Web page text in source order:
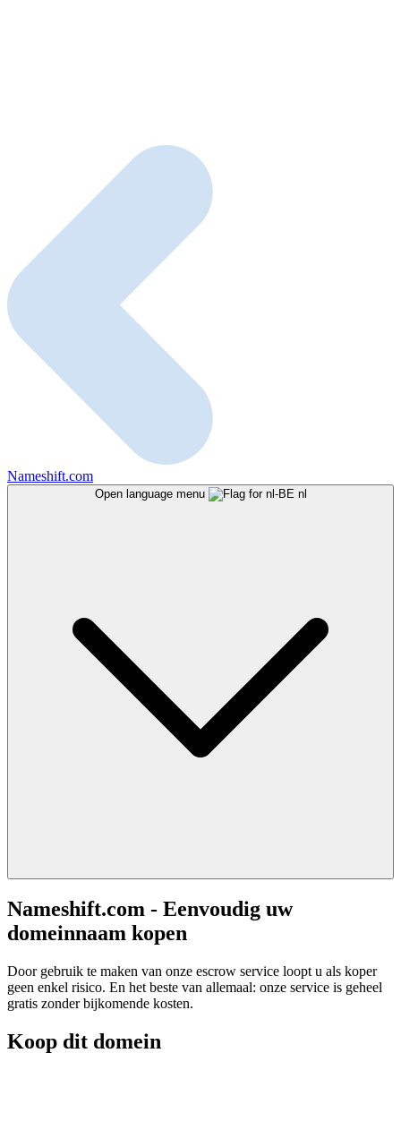
Nameshift.com
Open language menu nl
Nameshift.com - Eenvoudig uw
domeinnaam kopen
Door gebruik te maken van onze escrow service loopt u als koper
geen enkel risico. En het beste van allemaal: onze service is geheel
gratis zonder bijkomende kosten.
Koop dit domein